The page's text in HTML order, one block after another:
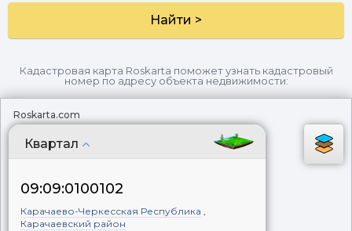
Найти >
Кадастровая карта Roskarta поможет узнать кадастровый
номер по адресу объекта недвижимости:
Roskarta.com
Квартал
09:09:0100102
Карачаево-Черкесская Республика ,
Карачаевский район